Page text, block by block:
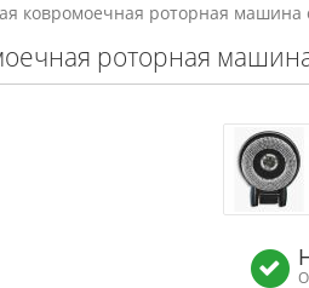
ковромоечная роторная машина
роторная